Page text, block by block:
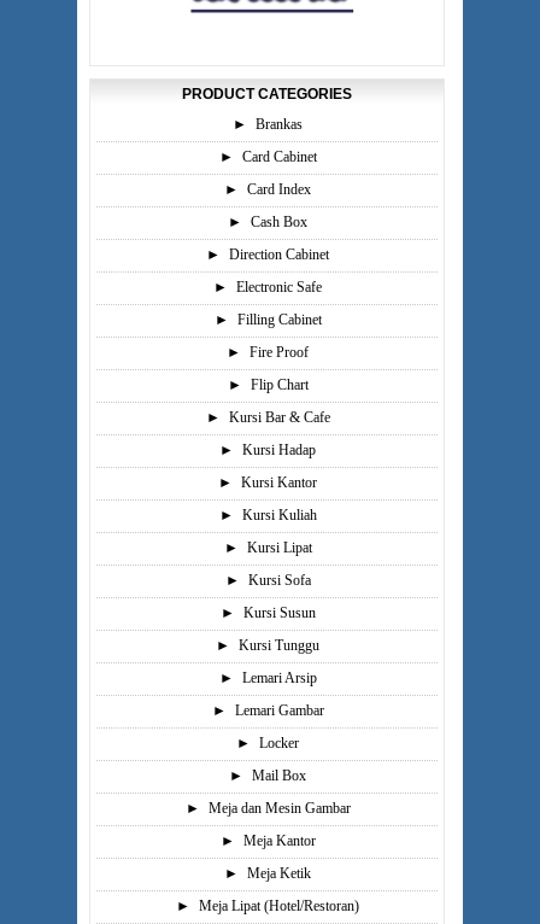
PRODUCT CATEGORIES
►
Brankas
►
Card Cabinet
►
Card Index
►
Cash Box
►
Direction Cabinet
►
Electronic Safe
►
Filling Cabinet
►
Fire Proof
►
Flip Chart
►
Kursi Bar & Cafe
►
Kursi Hadap
►
Kursi Kantor
►
Kursi Kuliah
►
Kursi Lipat
►
Kursi Sofa
►
Kursi Susun
►
Kursi Tunggu
►
Lemari Arsip
►
Lemari Gambar
►
Locker
►
Mail Box
►
Meja dan Mesin Gambar
►
Meja Kantor
►
Meja Ketik
►
Meja Lipat (Hotel/Restoran)